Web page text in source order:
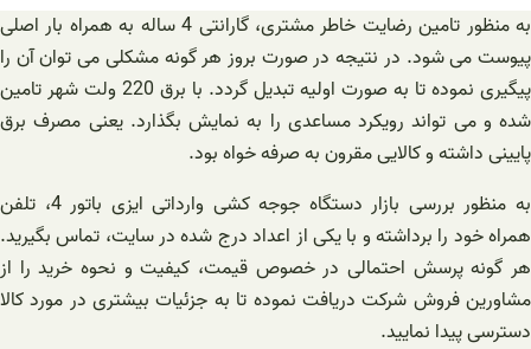
به منظور تامین رضایت خاطر مشتری، گارانتی 4 ساله به همراه بار اصلی
پیوست می شود. در نتیجه در صورت بروز هر گونه مشکلی می توان آن را
پیگیری نموده تا به صورت اولیه تبدیل گردد. با برق 220 ولت شهر تامین
شده و می تواند رویکرد مساعدی را به نمایش بگذارد. یعنی مصرف برق
پایینی داشته و کالایی مقرون به صرفه خواه بود.
به منظور بررسی بازار دستگاه جوجه کشی وارداتی ایزی باتور 4، تلفن
همراه خود را برداشته و با یکی از اعداد درج شده در سایت، تماس بگیرید.
هر گونه پرسش احتمالی در خصوص قیمت، کیفیت و نحوه خرید را از
مشاورین فروش شرکت دریافت نموده تا به جزئیات بیشتری در مورد کالا
دسترسی پیدا نمایید.